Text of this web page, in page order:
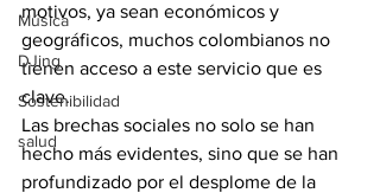
Música
DJing
Sostenibilidad
salud
motivos, ya sean económicos y
geográficos, muchos colombianos no
tienen acceso a este servicio que es
clave.
Las brechas sociales no solo se han
hecho más evidentes, sino que se han
profundizado por el desplome de la